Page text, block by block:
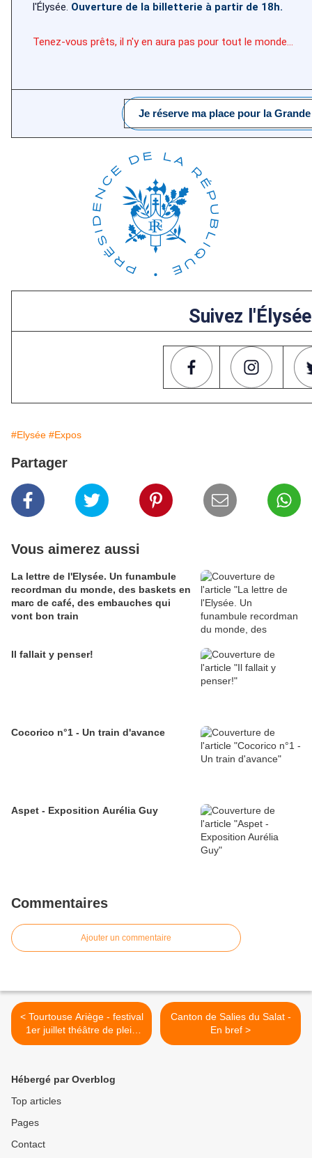
l'Élysée. Ouverture de la billetterie à partir de 18h.
Tenez-vous prêts, il n'y en aura pas pour tout le monde...
Je réserve ma place pour la
Suivez
#Elysée #Expos
Partager
Vous aimerez aussi
La lettre de l'Elysée. Un funambule
recordman du monde, des baskets en
marc de café, des embauches qui
vont bon train
Il fallait y penser!
Cocorico n°1 - Un train d'avance
Aspet - Exposition Aurélia Guy
Commentaires
Ajouter un commentaire
< Tourtouse Ariège - festival
1er juillet théâtre de plein
air
Canton de Salies du Salat -
En bref >
Hébergé par Overblog
Top articles
Pages
Contact